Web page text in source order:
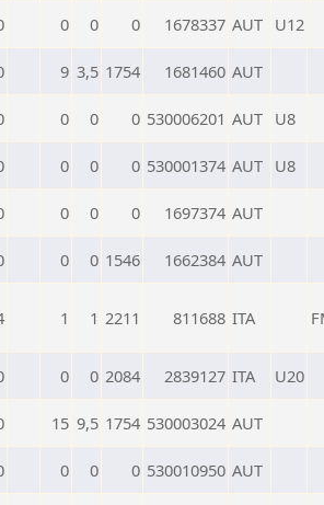
0 0 0 1678337 AUT U12
9 3,5 1754 1681460 AUT
0 0 0 530006201 AUT U8
0 0 0 530001374 AUT U8
0 0 0 1697374 AUT
0 0 1546 1662384 AUT
1 1 2211 811688 ITA
0 0 2084 2839127 ITA U20
15 9,5 1754 530003024 AUT
0 0 0 530010950 AUT